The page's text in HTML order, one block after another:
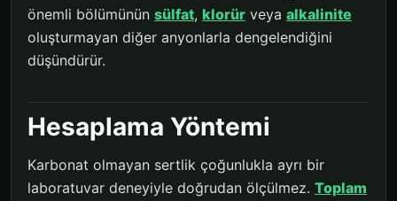
önemli bölümünün sülfat, klorür veya alkalinite
oluşturmayan diğer anyonlarla dengelendiğini
düşündürür.
Hesaplama Yöntemi
Karbonat olmayan sertlik çoğunlukla ayrı bir
laboratuvar deneyiyle doğrudan ölçülmez. Toplam